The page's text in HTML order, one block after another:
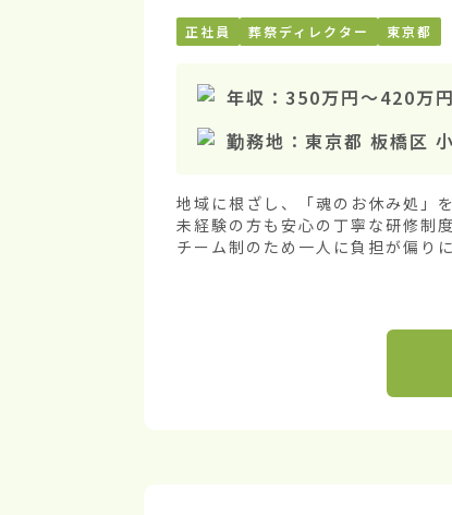
正社員 葬祭ディレクター 東京都
年収： 350万円〜420万円
勤務地： 東京都 板橋区
地域に根ざし、「魂のお休み処」
未経験の方も安心の丁寧な研修制
チーム制のため一人に負担が偏り